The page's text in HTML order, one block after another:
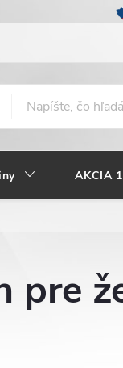
AKCIA
pre